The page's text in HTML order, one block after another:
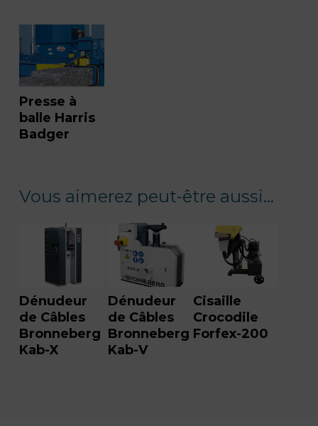
Presse à
balle Harris
Badger
Vous aimerez peut-être aussi…
Dénudeur
de Câbles
Bronneberg
Kab-X
Dénudeur
de Câbles
Bronneberg
Kab-V
Cisaille
Crocodile
Forfex-200